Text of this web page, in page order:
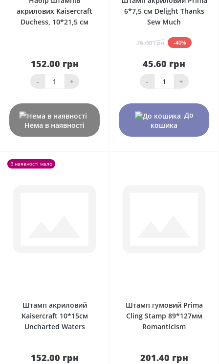
акрилових Kaisercraft
Duchess, 10*21,5 см
152.00 грн
- +
Нема в наявності
6*7,5 см Delight Thanks
Sew Much
76.00 грн -40%
45.60 грн
- +
До
кошика
В наявності мало
Штамп акриловий
Kaisercraft 10*15см
Uncharted Waters
152.00 грн
Штамп гумовий Prima
Cling Stamp 89*127мм
Romanticism
201.40 грн